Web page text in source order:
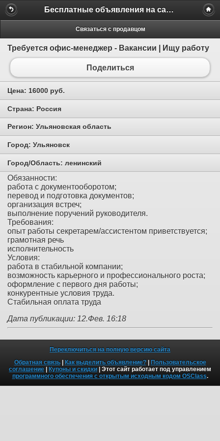
Бесплатные объявления на сайте MILAMO.ru
Связаться с продавцом
Требуется офис-менеджер - Вакансии | Ищу работу
Поделиться
Цена: 16000 руб.
Страна: Россия
Регион: Ульяновская область
Город: Ульяновск
Город/Область: ленинский
Обязанности:
работа с документооборотом;
перевод и подготовка документов;
организация встреч;
выполнение поручений руководителя.
Требования:
опыт работы секретарем/ассистентом приветствуется;
грамотная речь
исполнительность
Условия:
работа в стабильной компании;
возможность карьерного и профессионального роста;
оформление с первого дня работы;
конкурентные условия труда.
Стабильная оплата труда
Дата публикации: 12.Фев. 16:18
Переключиться на полную версию сайта
Обратная связь| Как выделить объявление?|
Пользовательское
соглашение
Купоны и скидки | Этот сайт работает под управлением
программного обеспечения с открытым исходным кодом OSClass.